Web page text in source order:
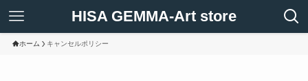
HISA GEMMA-Art store
ホーム キャンセルポリシー